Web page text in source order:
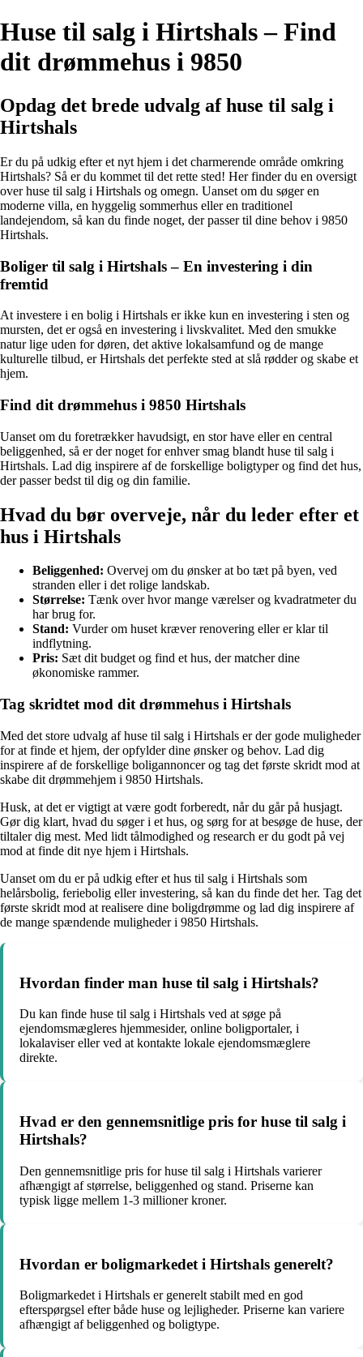
Huse til salg i Hirtshals – Find
dit drømmehus i 9850
Opdag det brede udvalg af huse til salg i
Hirtshals
Er du på udkig efter et nyt hjem i det charmerende område omkring
Hirtshals? Så er du kommet til det rette sted! Her finder du en oversigt
over huse til salg i Hirtshals og omegn. Uanset om du søger en
moderne villa, en hyggelig sommerhus eller en traditionel
landejendom, så kan du finde noget, der passer til dine behov i 9850
Hirtshals.
Boliger til salg i Hirtshals – En investering i din
fremtid
At investere i en bolig i Hirtshals er ikke kun en investering i sten og
mursten, det er også en investering i livskvalitet. Med den smukke
natur lige uden for døren, det aktive lokalsamfund og de mange
kulturelle tilbud, er Hirtshals det perfekte sted at slå rødder og skabe et
hjem.
Find dit drømmehus i 9850 Hirtshals
Uanset om du foretrækker havudsigt, en stor have eller en central
beliggenhed, så er der noget for enhver smag blandt huse til salg i
Hirtshals. Lad dig inspirere af de forskellige boligtyper og find det hus,
der passer bedst til dig og din familie.
Hvad du bør overveje, når du leder efter et
hus i Hirtshals
Beliggenhed: Overvej om du ønsker at bo tæt på byen, ved
stranden eller i det rolige landskab.
Størrelse: Tænk over hvor mange værelser og kvadratmeter du
har brug for.
Stand: Vurder om huset kræver renovering eller er klar til
indflytning.
Pris: Sæt dit budget og find et hus, der matcher dine
økonomiske rammer.
Tag skridtet mod dit drømmehus i Hirtshals
Med det store udvalg af huse til salg i Hirtshals er der gode muligheder
for at finde et hjem, der opfylder dine ønsker og behov. Lad dig
inspirere af de forskellige boligannoncer og tag det første skridt mod at
skabe dit drømmehjem i 9850 Hirtshals.
Husk, at det er vigtigt at være godt forberedt, når du går på husjagt.
Gør dig klart, hvad du søger i et hus, og sørg for at besøge de huse, der
tiltaler dig mest. Med lidt tålmodighed og research er du godt på vej
mod at finde dit nye hjem i Hirtshals.
Uanset om du er på udkig efter et hus til salg i Hirtshals som
helårsbolig, feriebolig eller investering, så kan du finde det her. Tag det
første skridt mod at realisere dine boligdrømme og lad dig inspirere af
de mange spændende muligheder i 9850 Hirtshals.
Hvordan finder man huse til salg i Hirtshals?
Du kan finde huse til salg i Hirtshals ved at søge på
ejendomsmægleres hjemmesider, online boligportaler, i
lokalaviser eller ved at kontakte lokale ejendomsmæglere
direkte.
Hvad er den gennemsnitlige pris for huse til salg i
Hirtshals?
Den gennemsnitlige pris for huse til salg i Hirtshals varierer
afhængigt af størrelse, beliggenhed og stand. Priserne kan
typisk ligge mellem 1-3 millioner kroner.
Hvordan er boligmarkedet i Hirtshals generelt?
Boligmarkedet i Hirtshals er generelt stabilt med en god
efterspørgsel efter både huse og lejligheder. Priserne kan variere
afhængigt af beliggenhed og boligtype.